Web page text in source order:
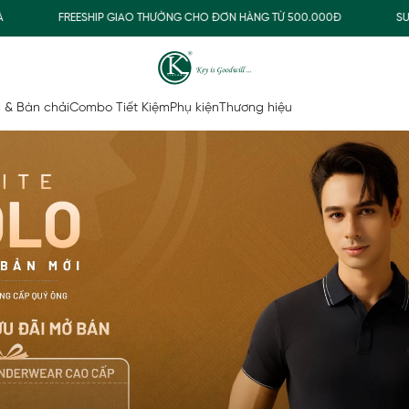
GIAO THƯỜNG CHO ĐƠN HÀNG TỪ 500.000Đ SUMMER
& Bàn chảiCombo Tiết KiệmPhụ kiện Thương hiệu